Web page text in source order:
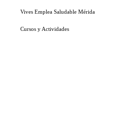
Vives Emplea Saludable Mérida
Cursos y Actividades